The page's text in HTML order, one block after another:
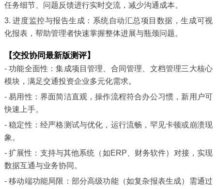
任务细节、问题反馈进行实时交流，减少沟通成本。
3. 进度监控与报告生成：系统自动汇总项目数据，生成可视
化报表，帮助管理者快速掌握整体进展与瓶颈问题。
【交投协同最新版测评】
- 功能全面性：集成项目管理、合同管理、文档管理三大核心
模块，满足交通投资企业多元化需求。
- 易用性：界面简洁直观，操作流程符合办公习惯，新用户可
快速上手。
- 稳定性：经严格测试与优化，运行流畅，罕见卡顿或崩溃现
象。
- 扩展性：支持与其他系统（如ERP、财务软件）对接，实现
数据互通与业务协同。
- 移动端功能局限：部分高级功能（如复杂报表生成）需通过